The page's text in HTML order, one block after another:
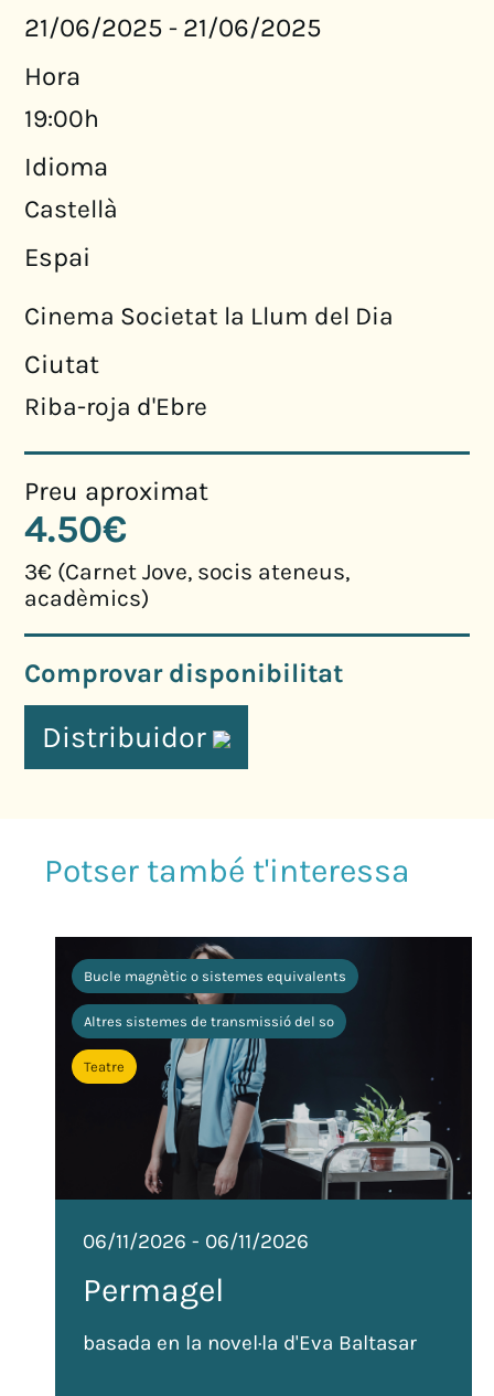
21/06/2025 - 21/06/2025
Hora
19:00h
Idioma
Castellà
Espai
Cinema Societat la Llum del Dia
Ciutat
Riba-roja d'Ebre
Preu aproximat
4.50€
3€ (Carnet Jove, socis ateneus,
acadèmics)
Comprovar disponibilitat
Distribuidor
Bucle magnètic o sistemes equivalents
Altres sistemes de transmissió del so
Teatre
06/11/2026 - 06/11/2026
Permagel
basada en la novel·la d'Eva Baltasar